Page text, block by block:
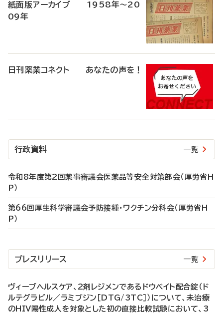
紙面版アーカイブ 1958年～20
09年
日刊薬業コネクト あなたの声を！
行政資料 一覧
令和8年度第2回薬事審議会医薬品等安全対策部会（厚労省H
P）
第66回厚生科学審議会予防接種・ワクチン分科会（厚労省H
P）
プレスリリース 一覧
ヴィーブヘルスケア、2剤レジメンであるドウベイト配合錠（ド
ルテグラビル／ラミブジン［DTG/3TC］）について、未治療
のHIV陽性成人を対象とした初の直接比較試験において、3